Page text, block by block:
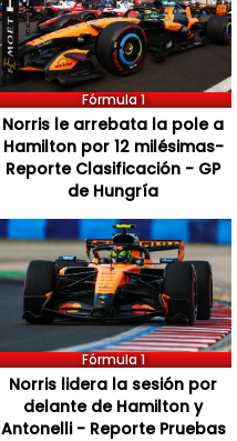
Fórmula 1
Norris le arrebata la pole a
Hamilton por 12 milésimas-
Reporte Clasificación - GP
de Hungría
Fórmula 1
Norris lidera la sesión por
delante de Hamilton y
Antonelli - Reporte Pruebas